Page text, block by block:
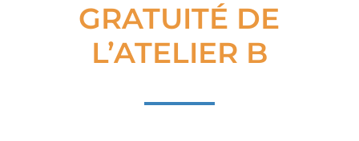
GRATUITÉ DE
L’ATELIER B